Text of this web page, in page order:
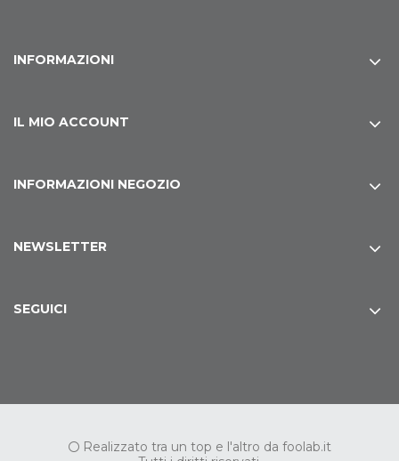
INFORMAZIONI
IL MIO ACCOUNT
INFORMAZIONI NEGOZIO
NEWSLETTER
SEGUICI
Realizzato tra un top e l'altro da foolab.it